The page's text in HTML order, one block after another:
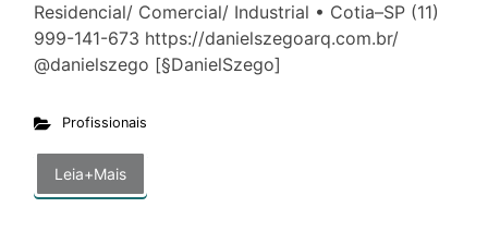
Residencial/ Comercial/ Industrial • Cotia–SP (11)
999-141-673 https://danielszegoarq.com.br/
@danielszego [§DanielSzego]
Profissionais
Leia+Mais